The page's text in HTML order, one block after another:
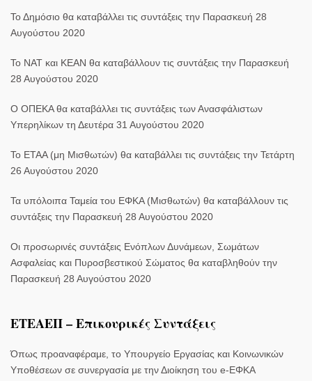
Το Δημόσιο θα καταβάλλει τις συντάξεις την Παρασκευή 28
Αυγούστου 2020
Το ΝΑΤ και ΚΕΑΝ θα καταβάλλουν τις συντάξεις την Παρασκευή
28 Αυγούστου 2020
Ο ΟΠΕΚΑ θα καταβάλλει τις συντάξεις των Ανασφάλιστων
Υπερηλίκων τη Δευτέρα 31 Αυγούστου 2020
Το ΕΤΑΑ (μη Μισθωτών) θα καταβάλλει τις συντάξεις την Τετάρτη
26 Αυγούστου 2020
Τα υπόλοιπα Ταμεία του ΕΦΚΑ (Μισθωτών) θα καταβάλλουν τις
συντάξεις την Παρασκευή 28 Αυγούστου 2020
Οι προσωρινές συντάξεις Ενόπλων Δυνάμεων, Σωμάτων
Ασφαλείας και Πυροσβεστικού Σώματος θα καταβληθούν την
Παρασκευή 28 Αυγούστου 2020
ΕΤΕΑΕΠ – Επικουρικές Συντάξεις
Όπως προαναφέραμε, το Υπουργείο Εργασίας και Κοινωνικών
Υποθέσεων σε συνεργασία με την Διοίκηση του e-ΕΦΚΑ